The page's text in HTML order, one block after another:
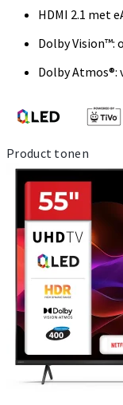
HDMI 2.1 met
Dolby Vision™:
Dolby Atmos®:
Product tonen